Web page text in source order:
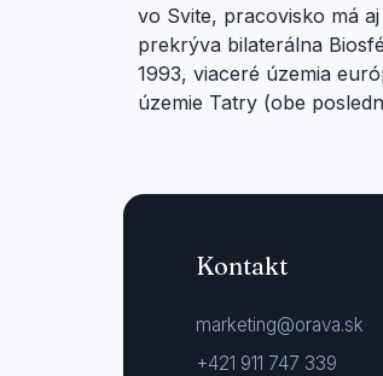
vo Svite, pracovisko má
prekrýva bilaterálna
1993, viaceré územia
územie Tatry (obe
Kontakt
marketing@orava.sk
+421 911 747 339